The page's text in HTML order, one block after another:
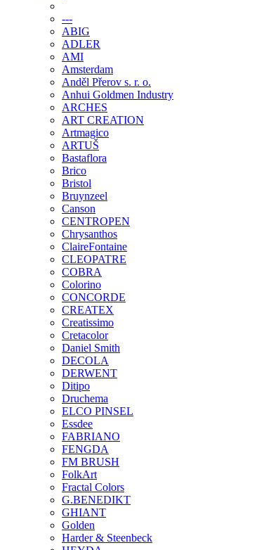
---
ABIG
ADLER
AMI
Amsterdam
Anděl Přerov s. r. o.
Anhui Goldmen Industry
ARCHES
ART CREATION
Artmagico
ARTUŠ
Bastaflora
Brico
Bristol
Bruynzeel
Canson
CENTROPEN
Chrysanthos
ClaireFontaine
CLEOPATRE
COBRA
Colorino
CONCORDE
CREATEX
Creatissimo
Cretacolor
Daniel Smith
DECOLA
DERWENT
Ditipo
Druchema
ELCO PINSEL
Essdee
FABRIANO
FENGDA
FM BRUSH
FolkArt
Fractal Colors
G.BENEDIKT
GHIANT
Golden
Harder & Steenbeck